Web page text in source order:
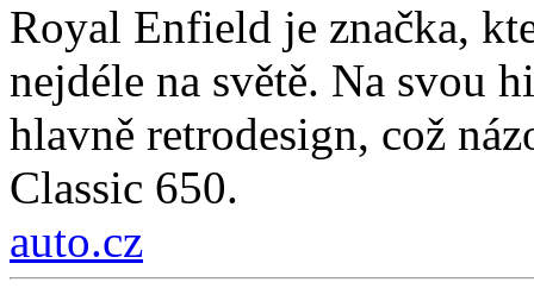
Royal Enfield je značka,
nejdéle na světě. Na svou
hlavně retrodesign, což
Classic 650.
auto.cz